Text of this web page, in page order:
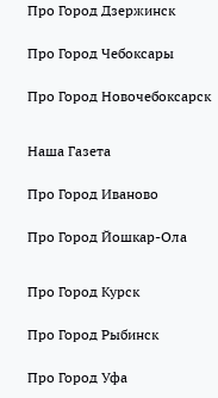
Про Город Дзержинск
Про Город Чебоксары
Про Город Новочебоксарск
Наша Газета
Про Город Иваново
Про Город Йошкар-Ола
Про Город Курск
Про Город Рыбинск
Про Город Уфа